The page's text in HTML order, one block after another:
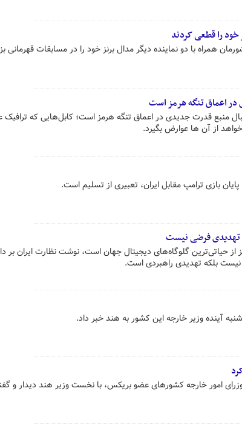
خود را قطعی کردند
همراه با دو نماینده دیگر مدال برنز خود را در مسابقات قهرمانی
در اعماق تنگه هرمز است
منبع قدرت جدیدی در اعماق تنگه هرمز است؛ کابل‌هایی که ترافیک
از آن ها عوارض بگیرد.
بازی ترامپ مقابل ایران، تعبیری از تسلیم است.
تهدیدی فرضی نیست
از حیاتی‌ترین گلوگاه‌های دیجیتال جهان است، نوشت نظارت ایران بر
بلکه تهدیدی راهبردی است.
آینده وزیر خارجه این کشور به هند خبر داد.
امور خارجه کشورهای عضو بریکس، با نخست وزیر هند دیدار و